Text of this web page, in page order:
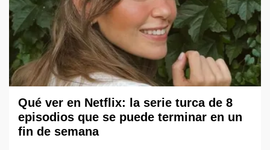
Qué ver en Netflix: la serie turca de 8
episodios que se puede terminar en un
fin de semana